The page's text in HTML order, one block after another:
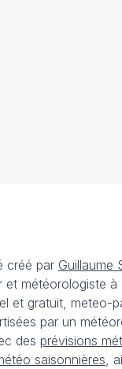
créé par Guillaume
et météorologiste à
et gratuit, meteo-
par un
des prévisions
saisonnières ,